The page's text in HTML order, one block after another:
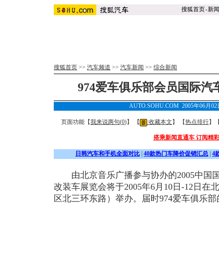
搜狐首页-新闻
搜狐首页 >> 汽车频道 >> 汽车新闻 >> 综合新闻
974爱车俱乐部会员国际汽
AUTO.SOHU.COM 2005年06月
页面功能【我来说两句(0)】 【 收藏本文 】 【热点排行】
搭乘新闻直通车 订阅精
日韩汽车和手机全面对比 40款热门车降价促销汇总 4
由北京音乐广播参与协办的2005中国
改装车展览会将于2005年6月10日-12日在
区北三环东路）举办。届时974爱车俱乐